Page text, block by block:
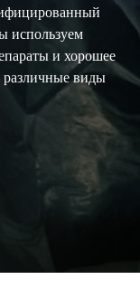
используем
и хорошее
различные виды